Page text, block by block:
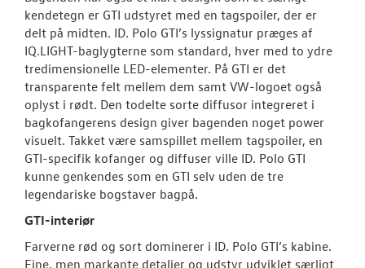
kendetegn er GTI udstyret med en tagspoiler, der er
delt på midten. ID. Polo GTI’s lyssignatur præges af
IQ.LIGHT-baglygterne som standard, hver med to ydre
tredimensionelle LED-elementer. På GTI er det
transparente felt mellem dem samt VW-logoet også
oplyst i rødt. Den todelte sorte diffusor integreret i
bagkofangerens design giver bagenden noget power
visuelt. Takket være samspillet mellem tagspoiler, en
GTI-specifik kofanger og diffuser ville ID. Polo GTI
kunne genkendes som en GTI selv uden de tre
legendariske bogstaver bagpå.
GTI-interiør
Farverne rød og sort dominerer i ID. Polo GTI’s kabine.
Fine, men markante detaljer og udstyr udviklet særligt